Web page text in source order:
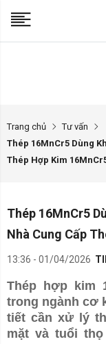
Trang chủ
Tư vấn
Thép 16MnCr5 Dùng
Thép Hợp Kim
Thép 16MnCr5
Nhà Cung Cấp
13:36 - 01/04/2026
Thép hợp kim
trong ngành cơ
tiết cần xử lý
mặt và tuổi